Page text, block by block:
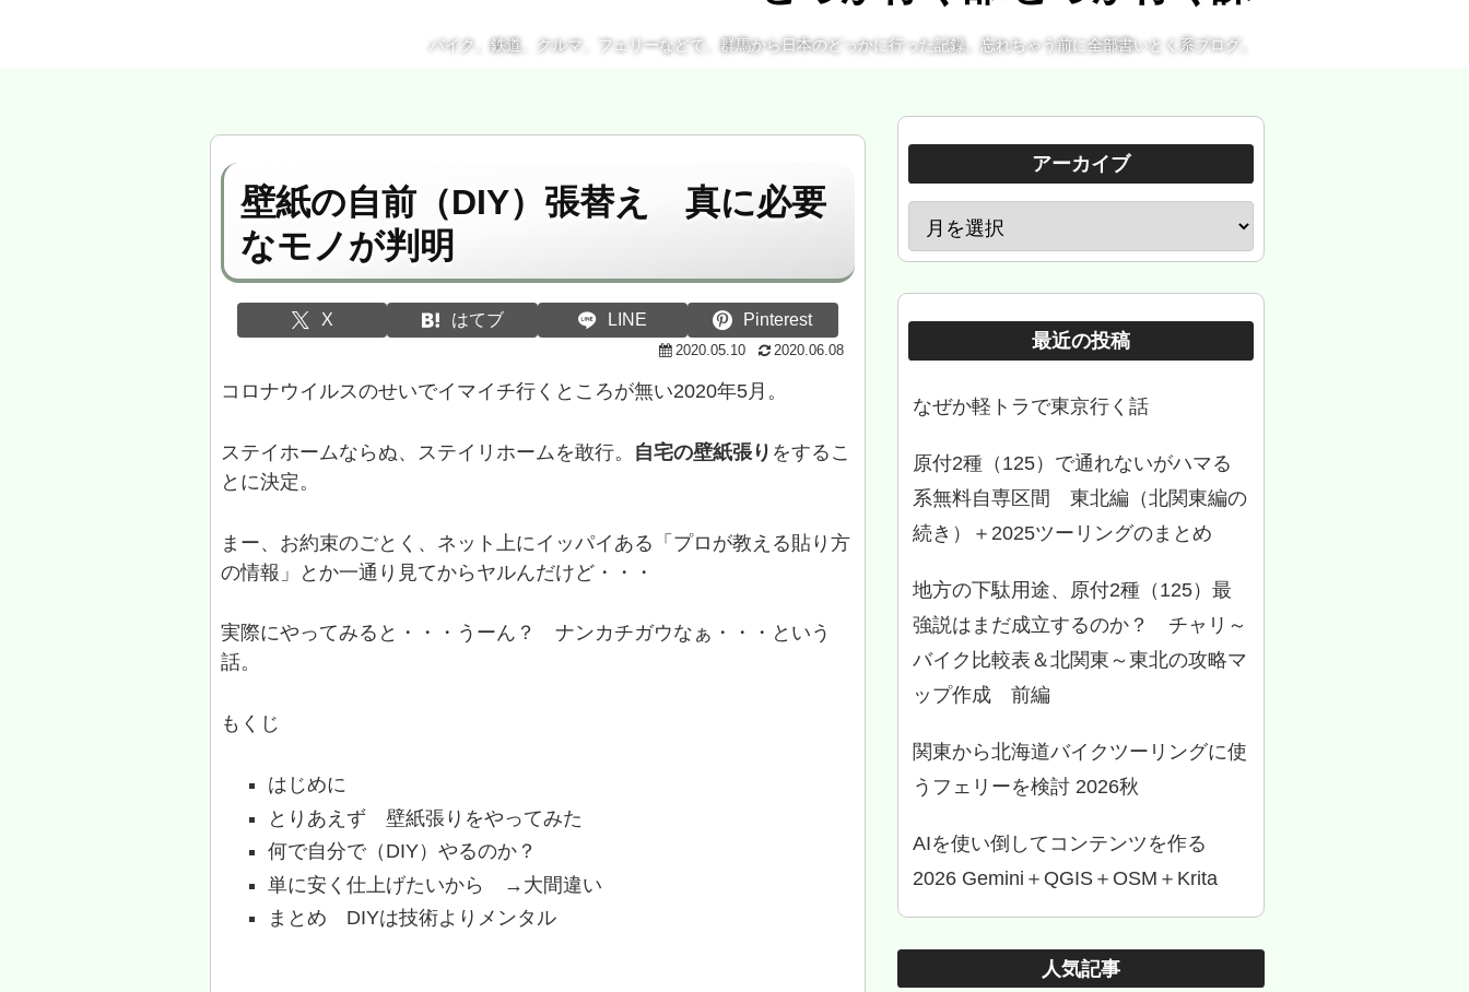
バイク、鉄道、クルマ、フェリーなどで、群馬から日本のどっかに行った記録。忘れちゃう前に全部書いとく系ブログ。
壁紙の自前（DIY）張替え 真に必要
なモノが判明
X はてブ LINE Pinterest
2020.05.10 2020.06.08
コロナウイルスのせいでイマイチ行くところが無い2020年5月。
ステイホームならぬ、ステイリホームを敢行。 自宅の壁紙張り をするこ
とに決定。
まー、お約束のごとく、ネット上にイッパイある「プロが教える貼り方
の情報」とか一通り見てからヤルんだけど・・・
実際にやってみると・・・うーん？ ナンカチガウなぁ・・・という
話。
もくじ
はじめに
とりあえず 壁紙張りをやってみた
何で自分で（DIY）やるのか？
単に安く仕上げたいから →大間違い
まとめ DIYは技術よりメンタル
アーカイブ
最近の投稿
なぜか軽トラで東京行く話
原付2種（125）で通れないがハマる
系無料自専区間 東北編（北関東編の
続き）＋2025ツーリングのまとめ
地方の下駄用途、原付2種（125）最
強説はまだ成立するのか？ チャリ～
バイク比較表＆北関東～東北の攻略マ
ップ作成 前編
関東から北海道バイクツーリングに使
うフェリーを検討 2026秋
AIを使い倒してコンテンツを作る
2026 Gemini＋QGIS＋OSM＋Krita
人気記事